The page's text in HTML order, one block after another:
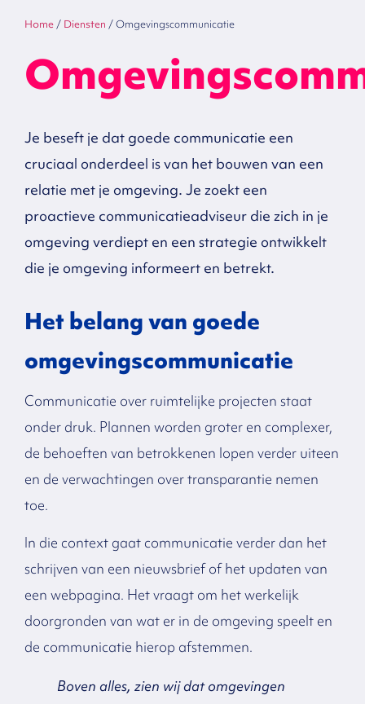
Home/ Diensten /Omgevingscommunicatie
Je beseft je dat goede communicatie een
cruciaal onderdeel is van het bouwen van een
relatie met je omgeving. Je zoekt een
proactieve communicatieadviseur die zich in je
omgeving verdiept en een strategie ontwikkelt
die je omgeving informeert en betrekt.
Het belang van goede
omgevingscommunicatie
Communicatie over ruimtelijke projecten staat
onder druk. Plannen worden groter en complexer,
de behoeften van betrokkenen lopen verder uiteen
en de verwachtingen over transparantie nemen
toe.
In die context gaat communicatie verder dan het
schrijven van een nieuwsbrief of het updaten van
een webpagina. Het vraagt om het werkelijk
doorgronden van wat er in de omgeving speelt en
de communicatie hierop afstemmen.
Boven alles, zien wij dat omgevingen